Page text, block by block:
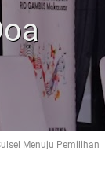
Menuju Pemilihan